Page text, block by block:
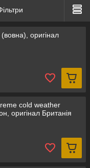
оригінал
cold weather
оригінал Британія